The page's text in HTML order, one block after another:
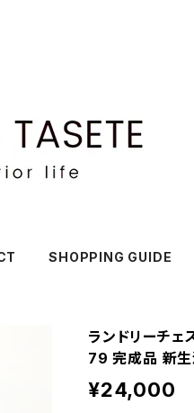
SHOPPING GUIDE
ランドリーチ
79 完成品 新生
¥24,000